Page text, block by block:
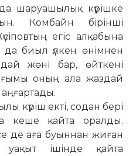
шаруашылық күрішке
Комбайн бірінші
егіс алқабына
да биыл үлкен өнімнен
жөні бар, өйткені
оның ала жаздай
күріш екті, содан бері
кеше қайта оралды.
де аға буыннан жиған
ішінде қайта